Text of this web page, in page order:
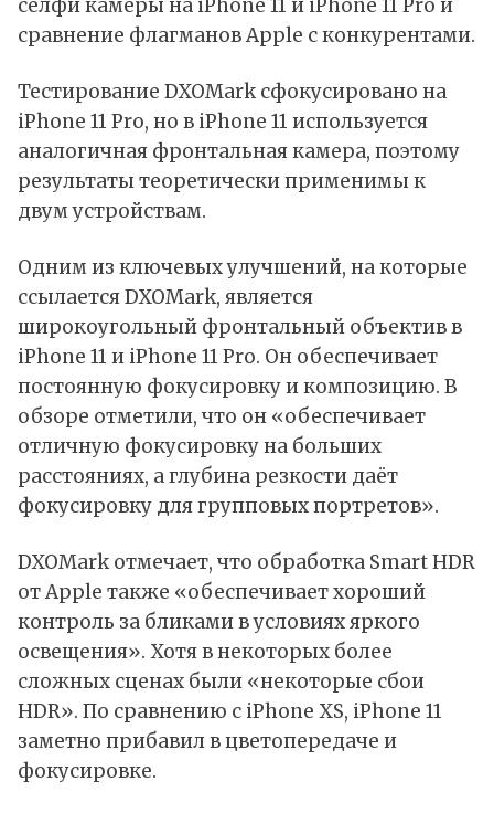
селфи камеры на iPhone 11 и iPhone 11 Pro и
сравнение флагманов Apple с конкурентами.
Тестирование DXOMark сфокусировано на
iPhone 11 Pro, но в iPhone 11 используется
аналогичная фронтальная камера, поэтому
результаты теоретически применимы к
двум устройствам.
Одним из ключевых улучшений, на которые
ссылается DXOMark, является
широкоугольный фронтальный объектив в
iPhone 11 и iPhone 11 Pro. Он обеспечивает
постоянную фокусировку и композицию. В
обзоре отметили, что он «обеспечивает
отличную фокусировку на больших
расстояниях, а глубина резкости даёт
фокусировку для групповых портретов».
DXOMark отмечает, что обработка Smart HDR
от Apple также «обеспечивает хороший
контроль за бликами в условиях яркого
освещения». Хотя в некоторых более
сложных сценах были «некоторые сбои
HDR». По сравнению с iPhone XS, iPhone 11
заметно прибавил в цветопередаче и
фокусировке.